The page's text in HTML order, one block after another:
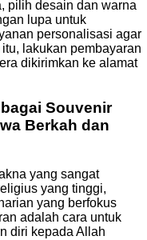
pilih desain dan warna
lupa untuk
personalisasi agar
lakukan pembayaran
dikirimkan ke alamat
Souvenir
Berkah dan
yang sangat
yang tinggi,
yang berfokus
adalah cara untuk
diri kepada Allah